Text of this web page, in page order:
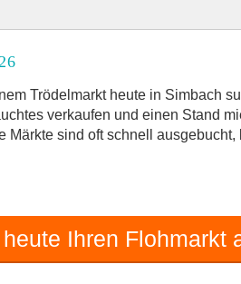
Umgebung
Trödelmarkt heute in Simbach
verkaufen und einen Stand
sind oft schnell
Ihren Flohmarkt